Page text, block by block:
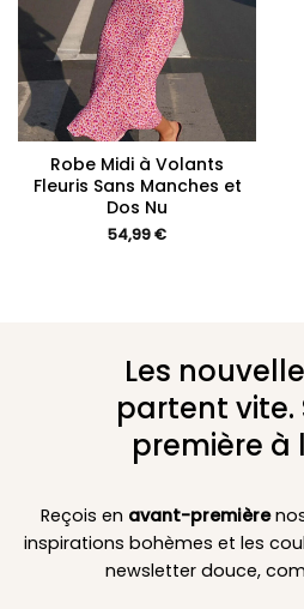
Robe Midi à Volants
Fleuris Sans Manches et
Dos Nu
54,99€
Les
partent vite.
première à
Reçois en avant-première
inspirations bohèmes et les
newsletter douce,